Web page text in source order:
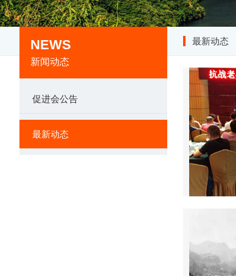
NEWS
新闻动态
促进会公告
最新动态
最新动态